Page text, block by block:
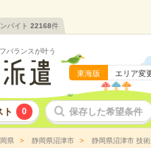
バイト 22168件
バランスが叶う
東海版 エリア変
ト 0 保存した希望条件
県 静岡県沼津市 静岡県沼津市 技術